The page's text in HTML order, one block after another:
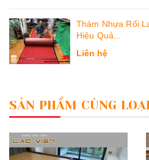
Thảm Nhựa Rối
Hiệu Quả...
Liên hệ
SẢN PHẨM CÙNG